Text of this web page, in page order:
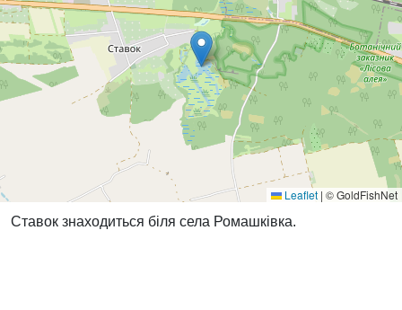
Leaflet | © GoldFishNet
Ставок знаходиться біля села Ромашківка.